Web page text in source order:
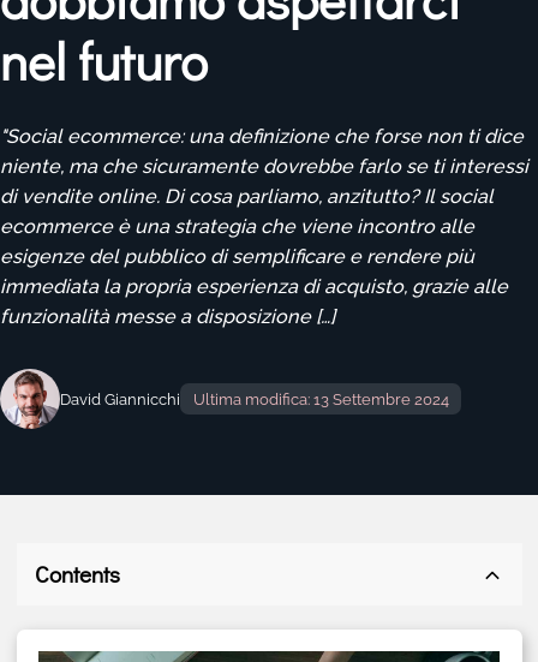
nel futuro
"Social ecommerce: una definizione che forse non ti dice
niente, ma che sicuramente dovrebbe farlo se ti interessi
di vendite online. Di cosa parliamo, anzitutto? Il social
ecommerce è una strategia che viene incontro alle
esigenze del pubblico di semplificare e rendere più
immediata la propria esperienza di acquisto, grazie alle
funzionalità messe a disposizione […]
David Giannicchi Ultima modifica: 13 Settembre 2024
Contents